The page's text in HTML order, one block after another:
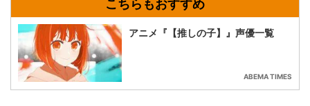
アニメ『【推しの子】』声優一覧
ABEMA TIMES